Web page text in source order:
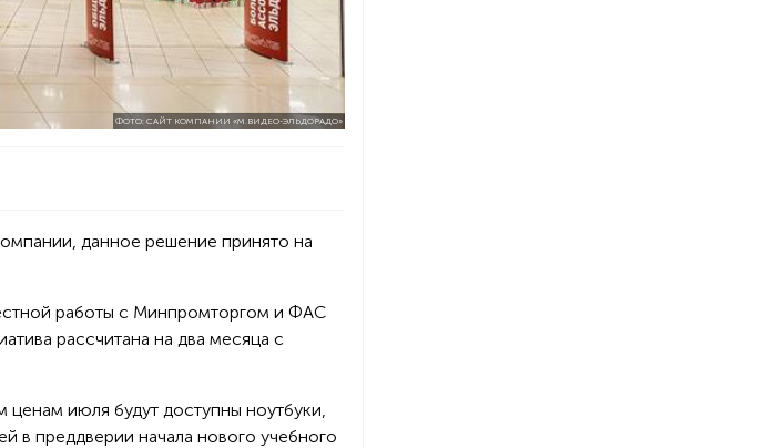
ФОТО: САЙТ КОМПАНИИ «М.ВИДЕО-ЭЛЬДОРАДО»
данное решение принято на
работы с Минпромторгом и ФАС
рассчитана на два месяца с
июля будут доступны ноутбуки,
в преддверии начала нового учебного